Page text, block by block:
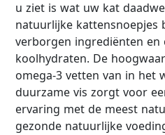
u ziet is wat uw kat
natuurlijke kattensnoepjes
verborgen ingrediënten en
koolhydraten. De
omega-3 vetten van in het
duurzame vis zorgt voor
ervaring met de meest
gezonde natuurlijke